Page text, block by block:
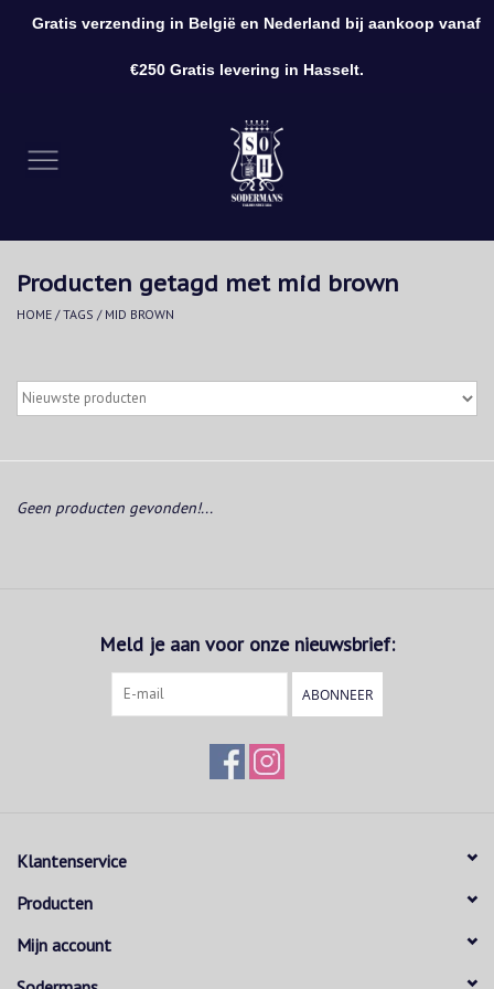
Kleding
Accessoires
Producten getagd met mid brown
HOME /TAGS / MID BROWN
Geen producten gevonden!...
Meld je aan voor onze nieuwsbrief:
ABONNEER
Klantenservice
Producten
Mijn account
Gratis verzending in België en Nederland bij aankoop vanaf
€250 Gratis levering in Hasselt.